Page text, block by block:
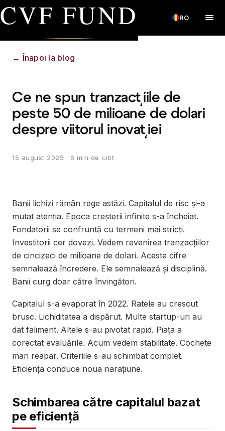
CVF FUND RO
← Înapoi la blog
Ce ne spun tranzacțiile de
peste 50 de milioane de dolari
despre viitorul inovației
15 august 2025 · 6 min de citit
Banii lichizi rămân rege astăzi. Capitalul de risc și-a
mutat atenția. Epoca creșterii infinite s-a încheiat.
Fondatorii se confruntă cu termeni mai stricți.
Investitorii cer dovezi. Vedem revenirea tranzacțiilor
de cincizeci de milioane de dolari. Aceste cifre
semnalează încredere. Ele semnalează și disciplină.
Banii curg doar către învingători.
Capitalul s-a evaporat în 2022. Ratele au crescut
brusc. Lichiditatea a dispărut. Multe startup-uri au
dat faliment. Altele s-au pivotat rapid. Piața a
corectat evaluările. Acum vedem stabilitate. Cochete
mari reapar. Criteriile s-au schimbat complet.
Eficiența conduce noua narațiune.
Schimbarea către capitalul bazat
pe eficiență